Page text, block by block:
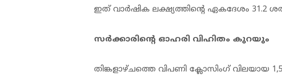
ഇത് വാര്‍ഷിക ലക്ഷ്യത്തിന്റെ ഏകദേശം 31.2
സര്‍ക്കാരിന്റെ ഓഹരി വിഹിതം കുറയും
തിങ്കളാഴ്ചത്തെ വിപണി ക്ലോസിംഗ് വിലയായ